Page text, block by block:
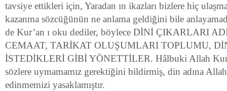
tavsiye ettikleri için, Yaradan ın ikazları bizlere hiç
kazanma sözcüğünün ne anlama geldiğini bile
de Kur’an ı oku dediler, böylece DİNİ ÇIKARLARI
CEMAAT, TARİKAT OLUŞUMLARI TOPLUMU,
İSTEDİKLERİ GİBİ YÖNETTİLER. Hâlbuki Allah
sözlere uymamamız gerektiğini bildirmiş, din adına
edinmemizi yasaklamıştır.